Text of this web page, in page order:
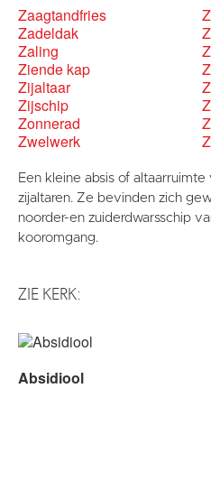
Zaagtandfries
Zadeldak
Zaling
Ziende kap
Zijaltaar
Zijschip
Zonnerad
Zwelwerk
Een kleine absis of
zijaltaren. Ze bevinden zich
noorder-en zuiderdwarsschip
kooromgang.
ZIE KERK:
Absidiool